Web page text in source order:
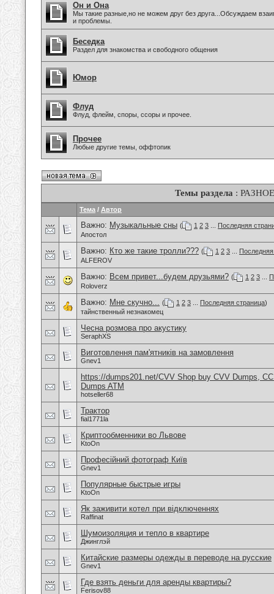
Он и Она
Мы такие разные,но не можем друг без друга...Обсуждаем
и проблемы.
Беседка
Раздел для знакомства и свободного общения
Юмор
Флуд
Флуд, флейм, споры, ссоры и прочее.
Прочее
Любые другие темы, оффтопик
Темы раздела : РАЗНОЕ
Тема / Автор
Важно: Музыкальные сны ( 1 2 3
Последняя
Апостол
Важно: Кто же такие тролли??? ( 1 2 3
ALFEROV
Важно: Всем привет...будем друзьями? ( 1 2 3
Roloverz
Важно: Мне скучно... ( 1 2 3 Последняя страница)
тайнственный незнакомец
Чесна розмова про акустику
SeraphXS
Виготовлення пам'ятників на замовлення
Gnev1
https://dumps201.net/CVV Shop buy CVV Dumps,
Dumps ATM
hotseller68
Трактор
fial1771la
Криптообменники во Львове
KtoOn
Професійний фотограф Київ
Gnev1
Популярные быстрые игры
KtoOn
Як заживити котел при відключеннях
Raffinat
Шумоизоляция и тепло в квартире
Джинглэй
Китайские размеры одежды в переводе на русские
Gnev1
Где взять деньги для аренды квартиры?
Ferisov88